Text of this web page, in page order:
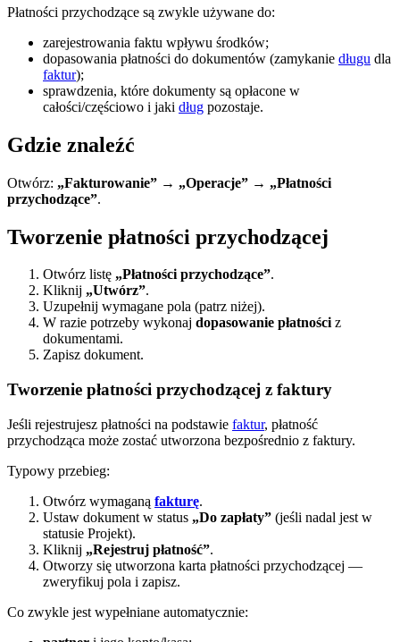
Płatności przychodzące są zwykle używane do:
zarejestrowania faktu wpływu środków;
dopasowania płatności do dokumentów (zamykanie długu dla
faktur);
sprawdzenia, które dokumenty są opłacone w
całości/częściowo i jaki dług pozostaje.
Gdzie znaleźć
Otwórz: „Fakturowanie” → „Operacje” → „Płatności
przychodzące”.
Tworzenie płatności przychodzącej
Otwórz listę „Płatności przychodzące”.
Kliknij „Utwórz”.
Uzupełnij wymagane pola (patrz niżej).
W razie potrzeby wykonaj dopasowanie płatnościz
dokumentami.
Zapisz dokument.
Tworzenie płatności przychodzącej z faktury
Jeśli rejestrujesz płatności na podstawie faktur, płatność
przychodząca może zostać utworzona bezpośrednio z faktury.
Typowy przebieg:
Otwórz wymaganą fakturę.
Ustaw dokument w status „Do zapłaty” (jeśli nadal jest w
statusie Projekt).
Kliknij „Rejestruj płatność”.
Otworzy się utworzona karta płatności przychodzącej —
zweryfikuj pola i zapisz.
Co zwykle jest wypełniane automatycznie: